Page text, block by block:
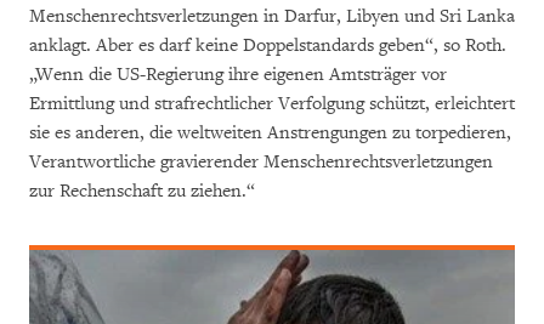
Menschenrechtsverletzungen in Darfur, Libyen und Sri Lanka
anklagt. Aber es darf keine Doppelstandards geben“, so Roth.
„Wenn die US-Regierung ihre eigenen Amtsträger vor
Ermittlung und strafrechtlicher Verfolgung schützt, erleichtert
sie es anderen, die weltweiten Anstrengungen zu torpedieren,
Verantwortliche gravierender Menschenrechtsverletzungen
zur Rechenschaft zu ziehen.“